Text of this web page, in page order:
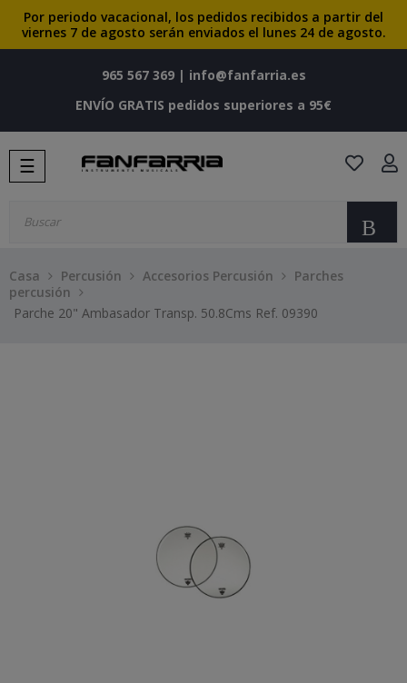
Por periodo vacacional, los pedidos recibidos a partir del
viernes 7 de agosto serán enviados el lunes 24 de agosto.
965 567 369| info@fanfarria.es
ENVÍO GRATIS pedidos superiores a 95€
Navegación
de
☰
Casa Percusión Accesorios Percusión
Parches
percusión
Parche 20" Ambasador Transp. 50.8Cms Ref. 09390